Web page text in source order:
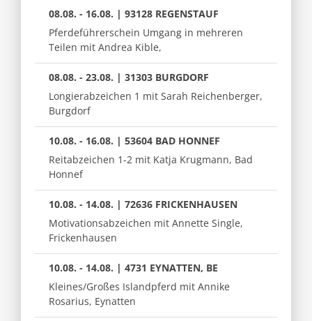
08.08. - 16.08. | 93128 REGENSTAUF
Pferdeführerschein Umgang in mehreren
Teilen mit Andrea Kible,
08.08. - 23.08. | 31303 BURGDORF
Longierabzeichen 1 mit Sarah Reichenberger,
Burgdorf
10.08. - 16.08. | 53604 BAD HONNEF
Reitabzeichen 1-2 mit Katja Krugmann, Bad
Honnef
10.08. - 14.08. | 72636 FRICKENHAUSEN
Motivationsabzeichen mit Annette Single,
Frickenhausen
10.08. - 14.08. | 4731 EYNATTEN, BE
Kleines/Großes Islandpferd mit Annike
Rosarius, Eynatten